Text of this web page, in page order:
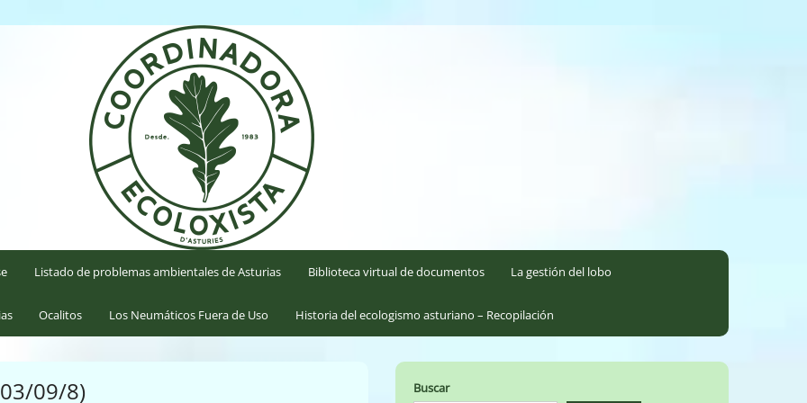
Listado de problemas ambientales de Asturias Biblioteca virtual de documentos La gestión del lobo
Ocalitos Los Neumáticos Fuera de Uso Historia del ecologismo asturiano – Recopilación
09/8) Buscar